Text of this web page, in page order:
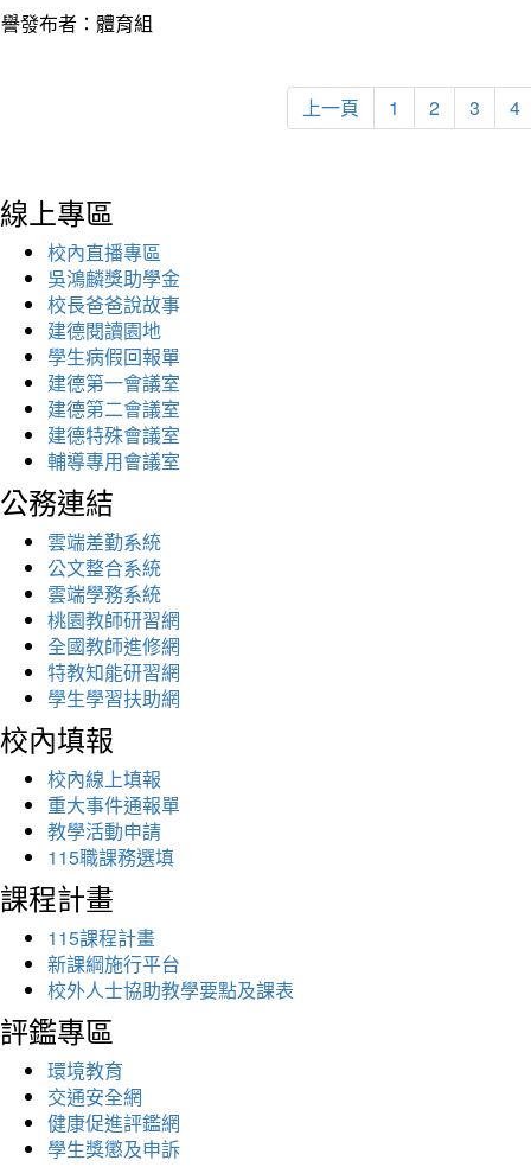
發布者：體育組
上一頁 1 2 3 4
線上專區
校內直播專區
吳鴻麟獎助學金
校長爸爸說故事
建德閱讀園地
學生病假回報單
建德第一會議室
建德第二會議室
建德特殊會議室
輔導專用會議室
公務連結
雲端差勤系統
公文整合系統
雲端學務系統
桃園教師研習網
全國教師進修網
特教知能研習網
學生學習扶助網
校內填報
校內線上填報
重大事件通報單
教學活動申請
115職課務選填
課程計畫
115課程計畫
新課綱施行平台
校外人士協助教學要點及課表
評鑑專區
環境教育
交通安全網
健康促進評鑑網
學生獎懲及申訴